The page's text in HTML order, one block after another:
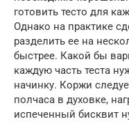
готовить тесто для
Однако на практике
разделить ее на
быстрее. Какой бы
каждую часть теста
начинку. Коржи
полчаса в духовке,
испеченный бисквит